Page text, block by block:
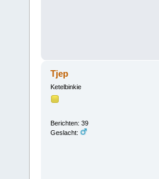
Tjep
Ketelbinkie
Berichten: 39
Geslacht: